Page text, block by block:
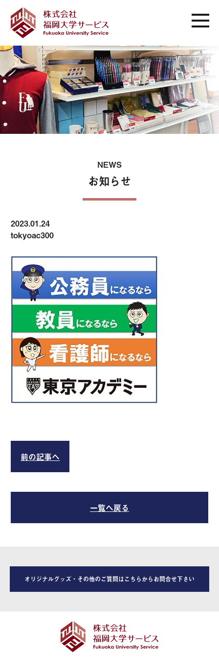
NEWS
お知らせ
2023.01.24
tokyoac300
前の記事へ
一覧へ戻る
オリジナルグッズ・その他のご質問はこちらからお問合せ下さい